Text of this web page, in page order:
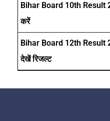
Bihar Board 10th Result
करें
Bihar Board 12th Result
देखें रिजल्ट